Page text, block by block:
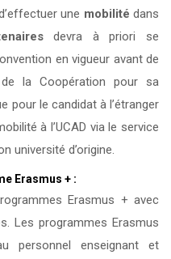
une mobilité dans
devra à priori se
en vigueur avant de
la Coopération pour sa
pour le candidat à l’étranger
à l’UCAD via le service
université d’origine.
Erasmus + :
Erasmus + avec
Les programmes Erasmus
personnel enseignant et